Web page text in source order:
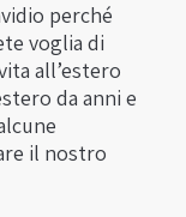
perché
voglia di
all’estero
da anni e
il nostro